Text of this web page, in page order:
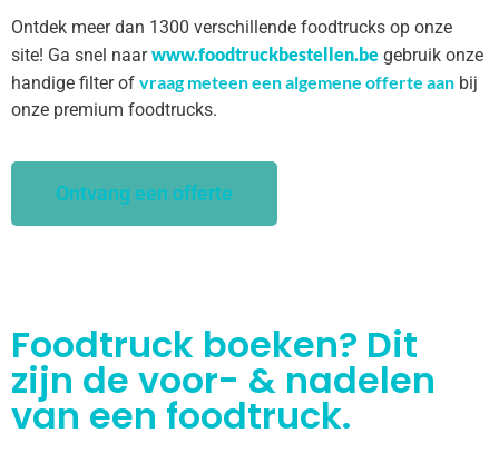
Ontdek meer dan 1300 verschillende foodtrucks op onze
site! Ga snel naarwww.foodtruckbestellen.be gebruik onze
handige filter of vraag meteen een algemene offerte aan bij
onze premium foodtrucks.
Ontvang een offerte
Foodtruck boeken? Dit
zijn de voor- & nadelen
van een foodtruck.